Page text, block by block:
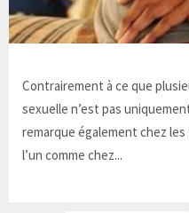
Contrairement à ce que
sexuelle n’est pas
remarque également chez
l’un comme chez...